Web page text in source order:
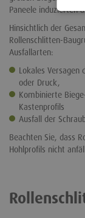
Paneele induzierten
Hinsichtlich der
Rollenschlitten-
Ausfallarten:
Lokales
oder Druck,
Kombinierte
Kastenprofils
Ausfall der
Beachten Sie, dass
Hohlprofils nicht